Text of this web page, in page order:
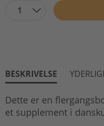
1
BESKRIVELSE
Dette er en
et supplement i